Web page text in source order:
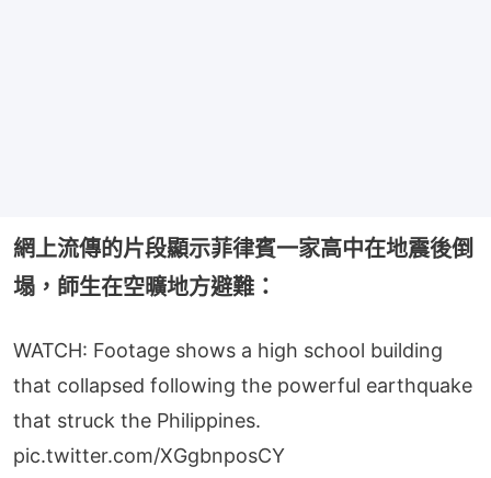
網上流傳的片段顯示菲律賓一家高中在地震後倒
塌，師生在空曠地方避難：
WATCH: Footage shows a high school building
that collapsed following the powerful earthquake
that struck the Philippines.
pic.twitter.com/XGgbnposCY